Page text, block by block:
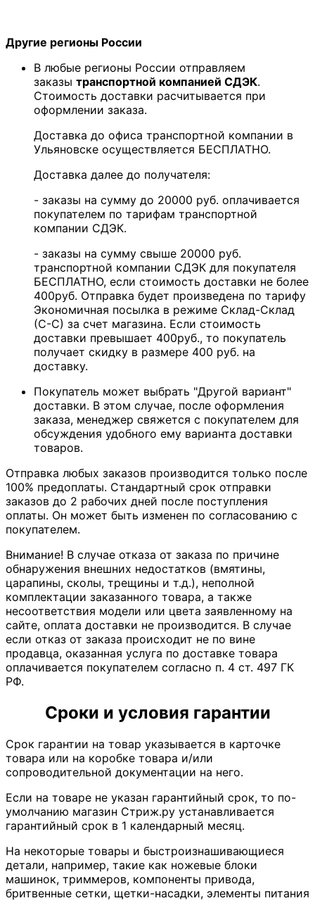
Другие регионы России
В любые регионы России отправляем
заказы транспортной компанией СДЭК.
Стоимость доставки расчитывается при
оформлении заказа.
Доставка до офиса транспортной компании в
Ульяновске осуществляется БЕСПЛАТНО.
Доставка далее до получателя:
- заказы на сумму до 20000 руб. оплачивается
покупателем по тарифам транспортной
компании СДЭК.
- заказы на сумму свыше 20000 руб.
транспортной компании СДЭК для покупателя
БЕСПЛАТНО, если стоимость доставки не более
400руб. Отправка будет произведена по тарифу
Экономичная посылка в режиме Склад-Склад
(С-С) за счет магазина. Если стоимость
доставки превышает 400руб., то покупатель
получает скидку в размере 400 руб. на
доставку.
Покупатель может выбрать "Другой вариант"
доставки. В этом случае, после оформления
заказа, менеджер свяжется с покупателем для
обсуждения удобного ему варианта доставки
товаров.
Отправка любых заказов производится только после
100% предоплаты. Стандартный срок отправки
заказов до 2 рабочих дней после поступления
оплаты. Он может быть изменен по согласованию с
покупателем.
Внимание! В случае отказа от заказа по причине
обнаружения внешних недостатков (вмятины,
царапины, сколы, трещины и т.д.), неполной
комплектации заказанного товара, а также
несоответствия модели или цвета заявленному на
сайте, оплата доставки не производится. В случае
если отказ от заказа происходит не по вине
продавца, оказанная услуга по доставке товара
оплачивается покупателем согласно п. 4 ст. 497 ГК
РФ.
Сроки и условия гарантии
Срок гарантии на товар указывается в карточке
товара или на коробке товара и/или
сопроводительной документации на него.
Если на товаре не указан гарантийный срок, то по-
умолчанию магазин Стриж.ру устанавливается
гарантийный срок в 1 календарный месяц.
На некоторые товары и быстроизнашивающиеся
детали, например, такие как ножевые блоки
машинок, триммеров, компоненты привода,
бритвенные сетки, щетки-насадки, элементы питания